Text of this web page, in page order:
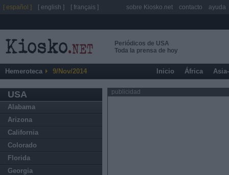
Periódicos de USA
Toda la prensa de hoy
Hemeroteca 9/Nov/2014 Inicio África
USA
Alabama
Arizona
California
Colorado
Florida
Georgia
publicidad
[ español ] [ english ] [ français ] sobre Kiosko.net contacto ayuda